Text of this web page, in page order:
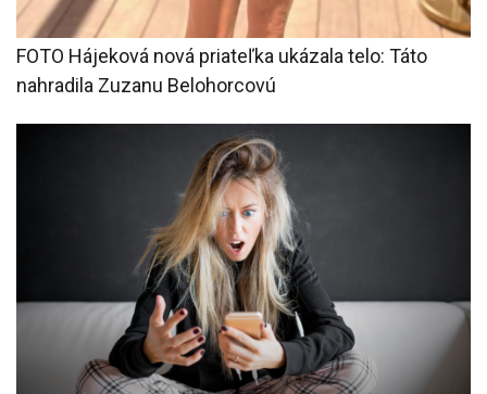
FOTO Hájeková nová priateľka ukázala telo: Táto
nahradila Zuzanu Belohorcovú